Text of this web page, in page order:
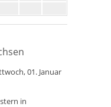
01. Januar
in